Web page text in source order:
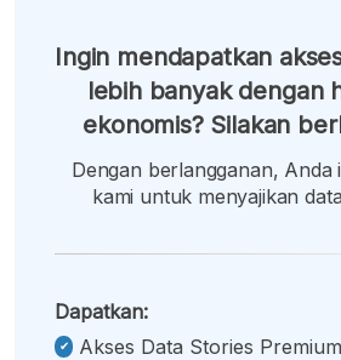
Ingin mendapatkan
lebih banyak dengan
ekonomis? Silakan
Dengan berlangganan, Anda
kami untuk menyajikan
Dapatkan:
Akses Data Stories Premium